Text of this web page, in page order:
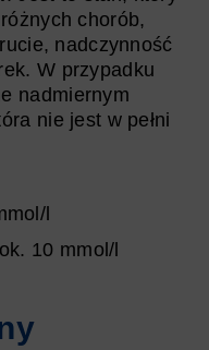
chorób,
nadczynność
W przypadku
nadmiernym
nie jest w pełni
l
10 mmol/l